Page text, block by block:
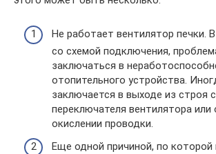
Не работает вентилятор печки.
со схемой подключения,
заключаться в
отопительного устройства.
заключается в выходе из строя
переключателя вентилятора или
окислении проводки.
Еще одной причиной, по которой